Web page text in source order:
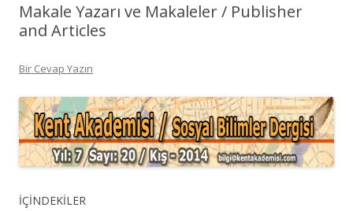
Makale Yazarı ve Makaleler / Publisher
and Articles
Bir Cevap Yazın
İÇİNDEKİLER